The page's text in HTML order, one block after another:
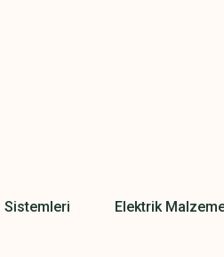
Sistemleri Elektrik